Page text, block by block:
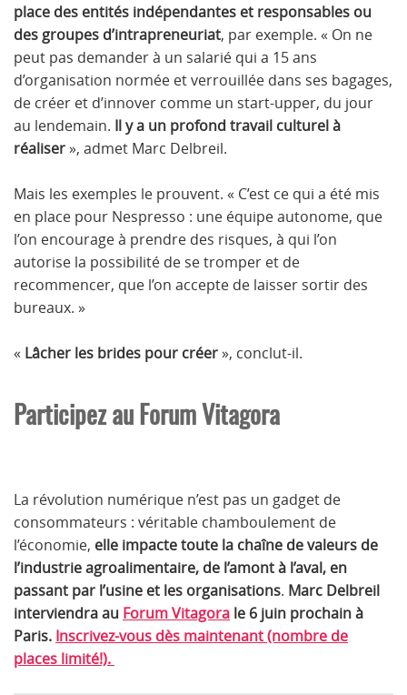
place des entités indépendantes et responsables ou
des groupes d’intrapreneuriat, par exemple. « On ne
peut pas demander à un salarié qui a 15 ans
d’organisation normée et verrouillée dans ses bagages,
de créer et d’innover comme un start-upper, du jour
au lendemain. Il y a un profond travail culturel à
réaliser», admet Marc Delbreil.
Mais les exemples le prouvent. « C’est ce qui a été mis
en place pour Nespresso : une équipe autonome, que
l’on encourage à prendre des risques, à qui l’on
autorise la possibilité de se tromper et de
recommencer, que l’on accepte de laisser sortir des
bureaux. »
« Lâcher les brides pour créer», conclut-il.
Participez au Forum Vitagora
La révolution numérique n’est pas un gadget de
consommateurs : véritable chamboulement de
l’économie, elle impacte toute la chaîne de valeurs de
l’industrie agroalimentaire, de l’amont à l’aval, en
passant par l’usine et les organisations. Marc Delbreil
interviendra au Forum Vitagora le 6 juin prochain à
Paris. Inscrivez-vous dès maintenant (nombre de
places limité!).